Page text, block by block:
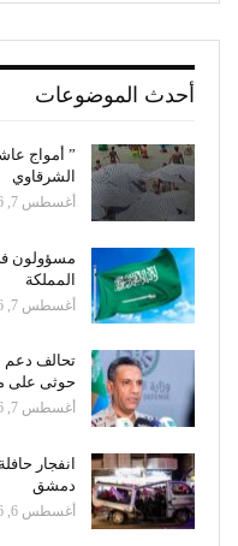
أحدث الموضوعات
” أمواج
الشرقاوي
أغسطس 7, 2026
مسؤولون
المملكة
أغسطس 7, 2026
حوثى على
أغسطس 7, 2026
انفجار
دمشق
أغسطس 6, 2026